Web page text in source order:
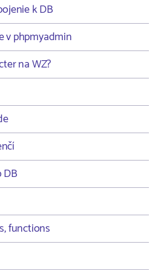
k DB
v phpmyadmin
na WZ?
functions